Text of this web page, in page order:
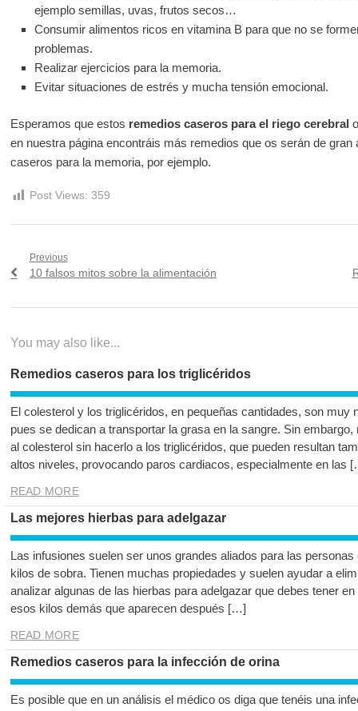
ejemplo semillas, uvas, frutos secos…
Consumir alimentos ricos en vitamina B para que no se
problemas.
Realizar ejercicios para la memoria.
Evitar situaciones de estrés y mucha tensión emocional.
Esperamos que estos remedios caseros para el riego cerebral
en nuestra página encontráis más remedios que os serán de
caseros para la memoria, por ejemplo.
Post Views: 359
Navegación
Previous
Previous
10 falsos mitos sobre la alimentación
You may also like...
Remedios caseros para los triglicéridos
El colesterol y los triglicéridos, en pequeñas cantidades, son muy
pues se dedican a transportar la grasa en la sangre. Sin
al colesterol sin hacerlo a los triglicéridos, que pueden resultan
altos niveles, provocando paros cardiacos, especialmente en las
READ MORE
Las mejores hierbas para adelgazar
Las infusiones suelen ser unos grandes aliados para las
kilos de sobra. Tienen muchas propiedades y suelen ayudar a
analizar algunas de las hierbas para adelgazar que debes tener
esos kilos demás que aparecen después […]
READ MORE
Remedios caseros para la infección de orina
Es posible que en un análisis el médico os diga que tenéis una